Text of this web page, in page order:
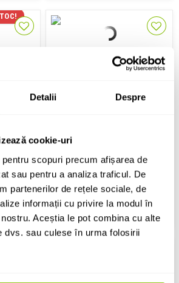
Detalii Despre
cookie-uri
scopuri precum afișarea de
sau pentru a analiza traficul. De
partenerilor de rețele sociale, de
informații cu privire la modul în
Aceștia le pot combina cu alte
dvs. sau culese în urma folosirii
Casti studio profesionale
IN STOC